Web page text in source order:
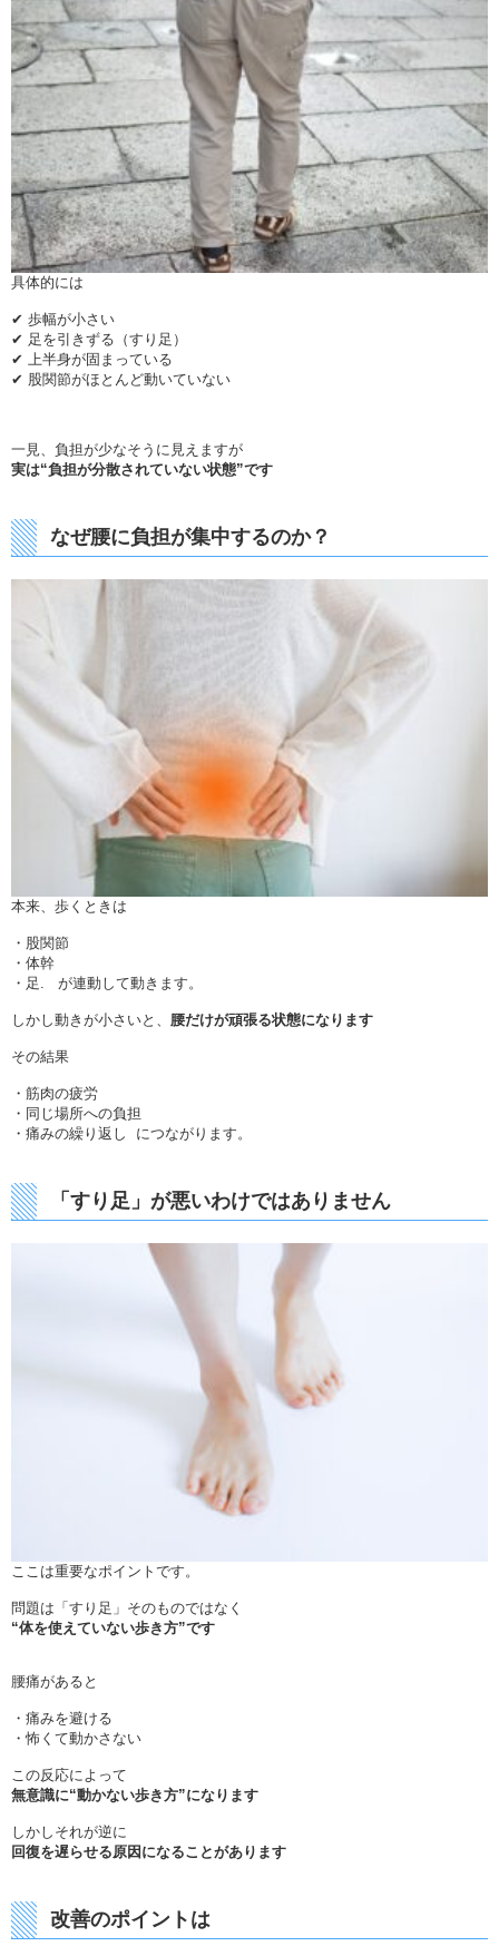
具体的には
✔ 歩幅が小さい
✔ 足を引きずる（すり足）
✔ 上半身が固まっている
✔ 股関節がほとんど動いていない
一見、負担が少なそうに見えますが
実は“負担が分散されていない状態”です
なぜ腰に負担が集中するのか？
本来、歩くときは
・股関節
・体幹
・足. が連動して動きます。
しかし動きが小さいと、 腰だけが頑張る状態になります
その結果
・筋肉の疲労
・同じ場所への負担
・痛みの繰り返し につながります。
「すり足」が悪いわけではありません
ここは重要なポイントです。
問題は「すり足」そのものではなく
“体を使えていない歩き方”です
腰痛があると
・痛みを避ける
・怖くて動かさない
この反応によって
無意識に“動かない歩き方”になります
しかしそれが逆に
回復を遅らせる原因になることがあります
改善のポイントは